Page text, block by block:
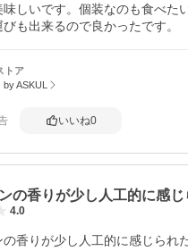
味しいです。個装なのも食べた
も出来るので良かったです。
トア
ASKUL
いいね0
の香りが少し人工的に感
4.0
の香りが少し人工的に感じられ